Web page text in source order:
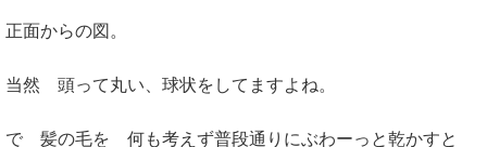
正面からの図。
当然 頭って丸い、球状をしてますよね。
で 髪の毛を 何も考えず普段通りにぶわーっと乾かすと